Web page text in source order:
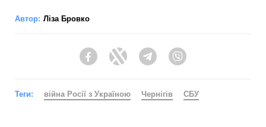
Автор: Ліза Бровко
FacebookTwitter Telegram
Теги: війна Росії з Україною Чернігів СБУ